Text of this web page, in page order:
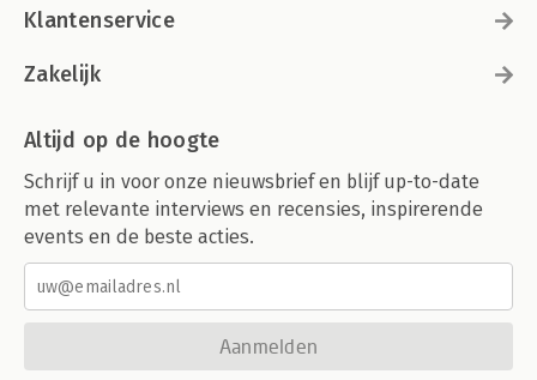
Klantenservice
Zakelijk
Altijd op de hoogte
Schrijf u in voor onze nieuwsbrief en blijf up-to-date
met relevante interviews en recensies, inspirerende
events en de beste acties.
Aanmelden